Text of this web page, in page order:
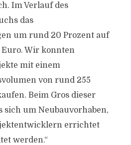
Im Verlauf des
das
um rund 20 Prozent auf
Wir konnten
mit einem
von rund 255
Beim Gros dieser
sich um Neubauvorhaben,
errichtet
werden.“